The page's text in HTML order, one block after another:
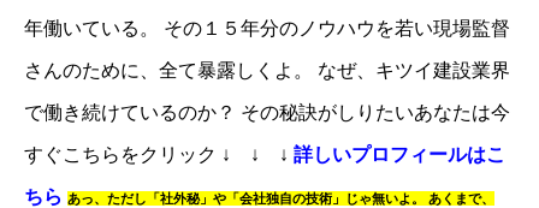
年働いている。 その１５年分のノウハウを若い現場監督
さんのために、全て暴露しくよ。 なぜ、キツイ建設業界
で働き続けているのか？ その秘訣がしりたいあなたは今
すぐこちらをクリック ↓ ↓ ↓ 詳しいプロフィールはこ
ちら あっ、 ただし「社外秘」や「会社独自の技術」じゃ無いよ。 あくまで、